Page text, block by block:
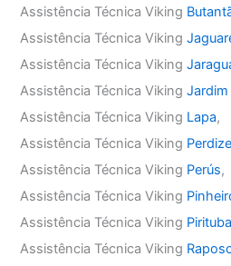
Assistência Técnica Viking
Assistência Técnica Viking
Assistência Técnica Viking
Assistência Técnica Viking
Assistência Técnica Viking Lapa,
Assistência Técnica Viking
Assistência Técnica Viking Perús,
Assistência Técnica Viking
Assistência Técnica Viking Pirituba
Assistência Técnica Viking